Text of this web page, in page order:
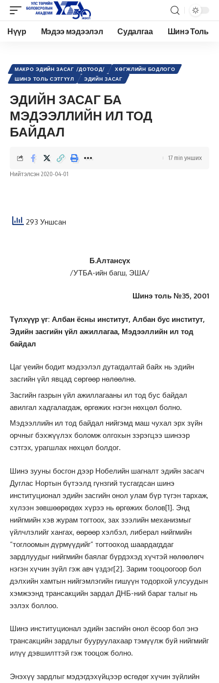
Нүүр Мэдээ мэдээлэл Судалгаа Шинэ Толь
МАКРО ЭДИЙН ЗАСАГ /ДОТООД/
ХӨГЖЛИЙН БОДЛОГО
ШИНЭ ТОЛЬ СЭТГҮҮЛ
ЭДИЙН ЗАСАГ
ЭДИЙН ЗАСАГ БА
МЭДЭЭЛЛИЙН ИЛ ТОД
БАЙДАЛ
Нийтэлсэн 2020-04-01
17 min унших
293 Уншсан
Б.Алтансүх
/УТБА-ийн багш, ЭША/
Шинэ толь №35, 2001
Түлхүүр үг: Албан ёсны институт, Албан бус институт,
Эдийн засгийн үйл ажиллагаа, Мэдээллийн ил тод
байдал
Цаг үеийн бодит мэдээлэл дутагдалтай байх нь эдийн
засгийн үйл явцад сөргөөр нөлөөлнө.
Засгийн газрын үйл ажиллагааны ил тод бус байдал
авилгал хадгалагдаж, өргөжих нэгэн нөхцөл болно.
Мэдээллийн ил тод байдал нийгэмд маш чухал эрх зүйн
орчныг бэхжүүлэх боломж олгохын зэрэгцээ шинээр
сэтгэх, урагшлах нөхцөл болдог.
Шинэ зууны босгон дээр Нобелийн шагналт эдийн засагч
Дуглас Нортын бүтээлд гүнзгий тусгагдсан шинэ
институционал эдийн засгийн онол улам бүр түгэн тархаж,
хүлээн зөвшөөрөгдөх хүрээ нь өргөжих болов[1]. Энд
нийгмийн хэв журам тогтоох, зах зээлийн механизмыг
үйлчлэлийг хангах, өөрөөр хэлбэл, либерал нийгмийн
“тоглоомын дүрмүүдийг” тогтооход шаардагддаг
зардлуудыг нийгмийн баялаг бүрдэхэд хүчтэй нөлөөлөгч
нэгэн хүчин зүйл гэж авч үздэг[2]. Зарим тооцоогоор бол
дэлхийн хамтын нийгэмлэгийн гишүүн тодорхой улсуудын
хэмжээнд трансакцийн зардал ДНБ-ний бараг талыг нь
эзлэх боллоо.
Шинэ институционал эдийн засгийн онол ёсоор бол энэ
трансакцийн зардлыг бууруулахаар тэмүүлж буй нийгмийг
илүү дэвшилттэй гэж тооцож болно.
Энэхүү зардлыг мэдэгдэхүйцээр өсгөдөг хүчин зүйлийн